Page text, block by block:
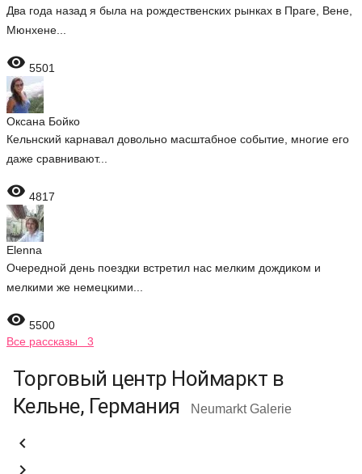
Два года назад я была на рождественских рынках в Праге, Вене,
Мюнхене...
 5501
Оксана Бойко
Кельнский карнавал довольно масштабное событие, многие его
даже сравнивают...
 4817
Elenna
Очередной день поездки встретил нас мелким дождиком и
мелкими же немецкими...
 5500
Все рассказы 3
Торговый центр Ноймаркт в
Кельне, Германия
Neumarkt Galerie

